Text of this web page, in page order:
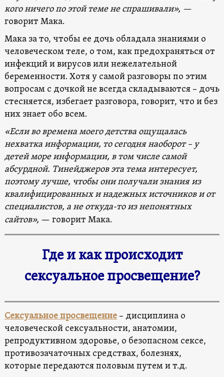
кого ничего по этой теме не спрашивали», —
говорит Мака.
Мака за то, чтобы ее дочь обладала знаниями о
человеческом теле, о том, как предохраняться от
инфекций и вирусов или нежелательной
беременности. Хотя у самой разговоры по этим
вопросам с дочкой не всегда складываются – дочь
стесняется, избегает разговора, говорит, что и без
них знает обо всем.
«Если во времена моего детства ощущалась
нехватка информации, то сегодня наоборот – у
детей море информации, в том числе самой
абсурдной. Тинейджеров эта тема интересует,
поэтому лучше, чтобы они получали знания из
квалифицированных и надежных источников и от
специалистов, а не откуда-то из непонятных
сайтов», — говорит Мака.
Где и как происходит
сексуальное просвещение?
Сексуальное просвещение – дисциплина о
человеческой сексуальности, анатомии,
репродуктивном здоровье, о безопасном сексе,
противозачаточных средствах, болезнях,
которые передаются половым путем и т.д.